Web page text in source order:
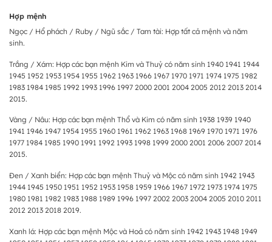
Hợp mệnh
Ngọc / Hổ phách / Ruby / Ngũ sắc / Tam tài: Hợp tất cả mệnh và năm
sinh.
Trắng / Xám: Hợp các bạn mệnh Kim và Thuỷ có năm sinh 1940 1941 1944
1945 1952 1953 1954 1955 1962 1963 1966 1967 1970 1971 1974 1975 1982
1983 1984 1985 1992 1993 1996 1997 2000 2001 2004 2005 2012 2013 2014
2015.
Vàng / Nâu: Hợp các bạn mệnh Thổ và Kim có năm sinh 1938 1939 1940
1941 1946 1947 1954 1955 1960 1961 1962 1963 1968 1969 1970 1971 1976
1977 1984 1985 1990 1991 1992 1993 1998 1999 2000 2001 2006 2007 2014
2015.
Đen / Xanh biển: Hợp các bạn mệnh Thuỷ và Mộc có năm sinh 1942 1943
1944 1945 1950 1951 1952 1953 1958 1959 1966 1967 1972 1973 1974 1975
1980 1981 1982 1983 1988 1989 1996 1997 2002 2003 2004 2005 2010 2011
2012 2013 2018 2019.
Xanh lá: Hợp các bạn mệnh Mộc và Hoả có năm sinh 1942 1943 1948 1949